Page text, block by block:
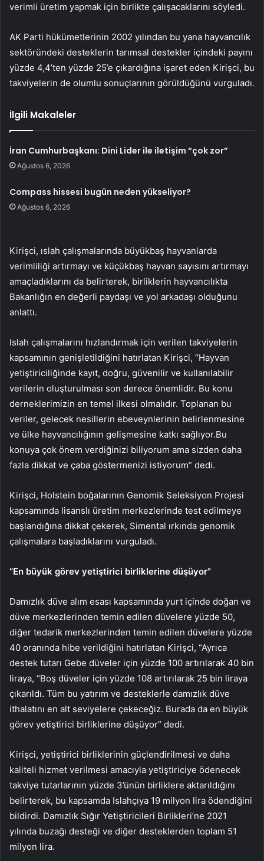
verimli üretim yapmak için birlikte çalışacaklarını söyledi.
AK Parti hükümetlerinin 2002 yılından bu yana hayvancılık
sektöründeki desteklerin tarımsal destekler içindeki payını
yüzde 4,4’ten yüzde 25’e çıkardığına işaret eden Kirişci, bu
takviyelerin de olumlu sonuçlarının görüldüğünü vurguladı.
İlgili Makaleler
İran Cumhurbaşkanı: Dini Lider ile iletişim “çok zor”
Ağustos 6, 2026
Compass hissesi bugün neden yükseliyor?
Ağustos 6, 2026
Kirişci, ıslah çalışmalarında büyükbaş hayvanlarda
verimliliği artırmayı ve küçükbaş hayvan sayısını artırmayı
amaçladıklarını da belirterek, birliklerin hayvancılıkta
Bakanlığın en değerli paydaşı ve yol arkadaşı olduğunu
anlattı.
Islah çalışmalarını hızlandırmak için verilen takviyelerin
kapsamının genişletildiğini hatırlatan Kirişci, “Hayvan
yetiştiriciliğinde kayıt, doğru, güvenilir ve kullanılabilir
verilerin oluşturulması son derece önemlidir. Bu konu
derneklerimizin en temel ilkesi olmalıdır. Toplanan bu
veriler, gelecek nesillerin ebeveynlerinin belirlenmesine
ve ülke hayvancılığının gelişmesine katkı sağlıyor.Bu
konuya çok önem verdiğinizi biliyorum ama sizden daha
fazla dikkat ve çaba göstermenizi istiyorum” dedi.
Kirişci, Holstein boğalarının Genomik Seleksiyon Projesi
kapsamında lisanslı üretim merkezlerinde test edilmeye
başlandığına dikkat çekerek, Simental ırkında genomik
çalışmalara başladıklarını vurguladı.
“En büyük görev yetiştirici birliklerine düşüyor”
Damızlık düve alım esası kapsamında yurt içinde doğan ve
düve merkezlerinden temin edilen düvelere yüzde 50,
diğer tedarik merkezlerinden temin edilen düvelere yüzde
40 oranında hibe verildiğini hatırlatan Kirişci, “Ayrıca
destek tutarı Gebe düveler için yüzde 100 artırılarak 40 bin
liraya, “Boş düveler için yüzde 108 artırılarak 25 bin liraya
çıkarıldı. Tüm bu yatırım ve desteklerle damızlık düve
ithalatını en alt seviyelere çekeceğiz. Burada da en büyük
görev yetiştirici birliklerine düşüyor” dedi.
Kirişci, yetiştirici birliklerinin güçlendirilmesi ve daha
kaliteli hizmet verilmesi amacıyla yetiştiriciye ödenecek
takviye tutarlarının yüzde 3’ünün birliklere aktarıldığını
belirterek, bu kapsamda Islahçıya 19 milyon lira ödendiğini
bildirdi. Damızlık Sığır Yetiştiricileri Birlikleri’ne 2021
yılında buzağı desteği ve diğer desteklerden toplam 51
milyon lira.